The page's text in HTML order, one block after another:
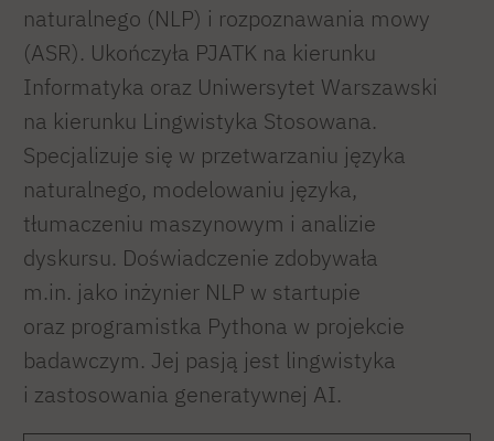
naturalnego (NLP) i rozpoznawania mowy
(ASR). Ukończyła PJATK na kierunku
Informatyka oraz Uniwersytet Warszawski
na kierunku Lingwistyka Stosowana.
Specjalizuje się w przetwarzaniu języka
naturalnego, modelowaniu języka,
tłumaczeniu maszynowym i analizie
dyskursu. Doświadczenie zdobywała
m.in. jako inżynier NLP w startupie
oraz programistka Pythona w projekcie
badawczym. Jej pasją jest lingwistyka
i zastosowania generatywnej AI.